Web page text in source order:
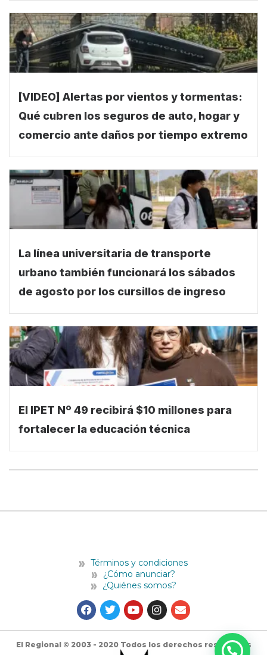
[VIDEO] Alertas por vientos y tormentas:
Qué cubren los seguros de auto, hogar y
comercio ante daños por tiempo extremo
La línea universitaria de transporte
urbano también funcionará los sábados
de agosto por los cursillos de ingreso
El IPET Nº 49 recibirá $10 millones para
fortalecer la educación técnica
Términos y condiciones
¿Cómo anunciar?
¿Quiénes somos?
a
c
e
b
o
w
i
t
t
e
o
u
t
u
b
n
s
t
g
n
v
e
o
El Regional © 2003 - 2020 Todos los derechos reservados